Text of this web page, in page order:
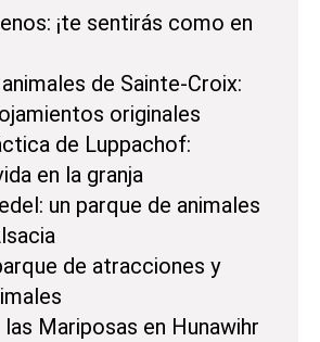
¡te sentirás como en
de Sainte-Croix:
originales
de Luppachof:
en la granja
un parque de animales
de atracciones y
Mariposas en Hunawihr